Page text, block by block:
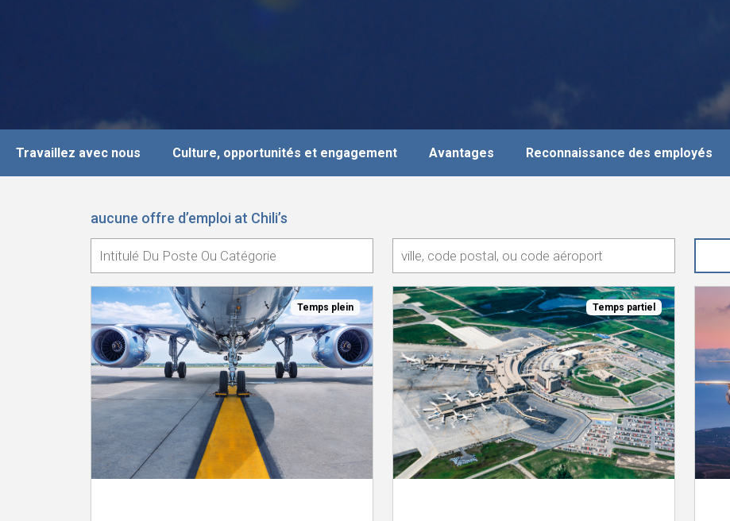
Travaillez avec nous Culture, opportunités et engagement Avantages Reconnaissance des employés
aucune offre d’emploi at Chili’s
Temps plein Temps partiel